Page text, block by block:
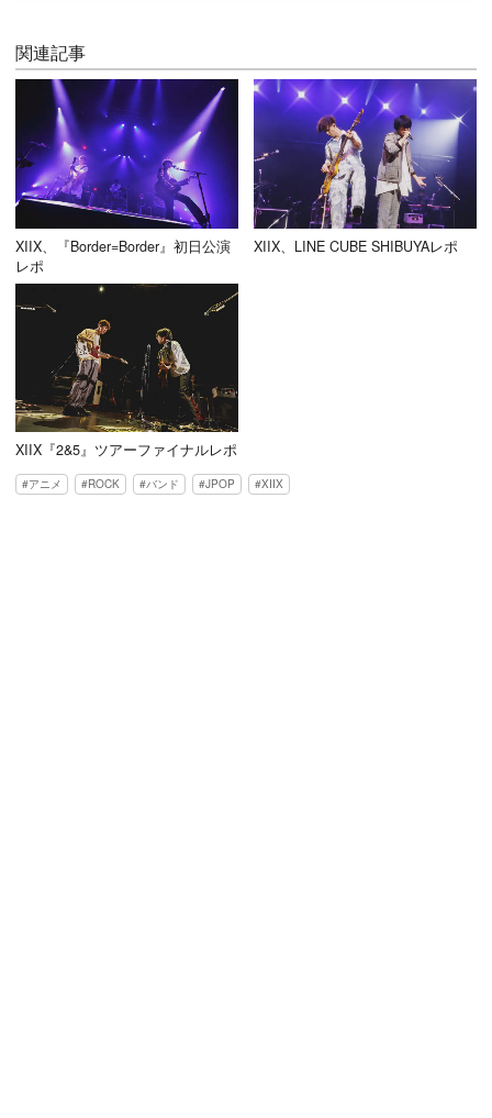
関連記事
XIIX、『Border=Border』初日公演
レポ
XIIX、LINE CUBE SHIBUYAレポ
XIIX『2&5』ツアーファイナルレポ
アニメ ROCK バンド JPOP XIIX